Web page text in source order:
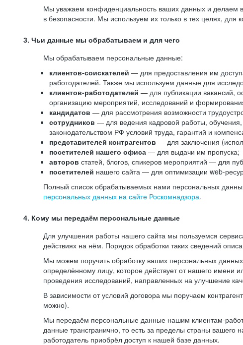
Мы уважаем конфиденциальность ваших данных и делаем
в безопасности. Мы используем их только в тех целях, для
3. Чьи данные мы обрабатываем и для чего
Мы обрабатываем персональные данные:
клиентов-соискателей — для предоставления им
работодателей. Также мы используем данные для
клиентов-работодателей — для публикации вакансий,
организацию мероприятий, исследований и
кандидатов — для рассмотрения возможности
сотрудников — для ведения кадровой работы, обучения,
законодательством РФ условий труда, гарантий и
представителей контрагентов — для заключения
посетителей нашего офиса — для выдачи им пропуска;
авторов статей, блогов, спикеров мероприятий — для
посетителей нашего сайта — для оптимизации web-
Полный список обрабатываемых нами персональных
персональных данных на сайте Роскомнадзора.
4. Кому мы передаём персональные данные
Для улучшения работы нашего сайта мы пользуемся
действиях на нём. Порядок обработки таких сведений
Мы можем поручить обработку ваших персональных данных
определённому лицу, которое действует от нашего
проведения исследований, направленных на улучшение
В зависимости от условий договора мы поручаем
можно).
Мы передаём персональные данные нашим клиентам-
данные трансгранично, то есть за пределы страны
работодатель приобрёл доступ к нашей базе данных.